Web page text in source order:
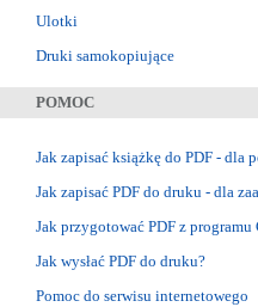
Ulotki
Druki samokopiujące
POMOC
Jak zapisać książkę do PDF - dla
Jak zapisać PDF do druku - dla
Jak przygotować PDF z programu
Jak wysłać PDF do druku?
Pomoc do serwisu internetowego